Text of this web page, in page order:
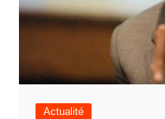
Actualité